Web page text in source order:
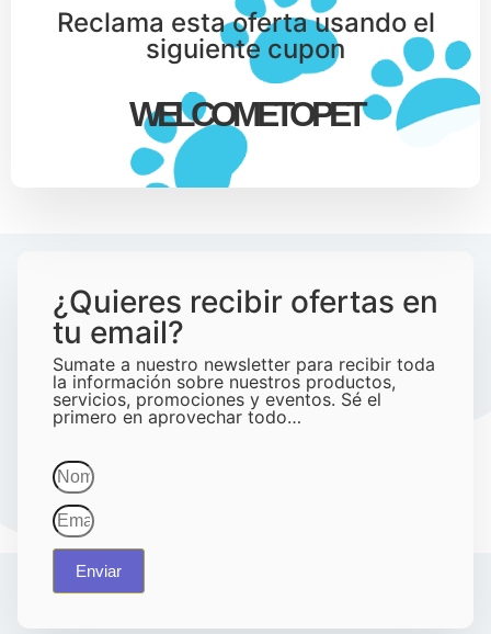
Reclama esta oferta usando el
siguiente cupon
WELCOMETOPET
¿Quieres recibir ofertas en
tu email?
Sumate a nuestro newsletter para recibir toda
la información sobre nuestros productos,
servicios, promociones y eventos. Sé el
primero en aprovechar todo…
Enviar